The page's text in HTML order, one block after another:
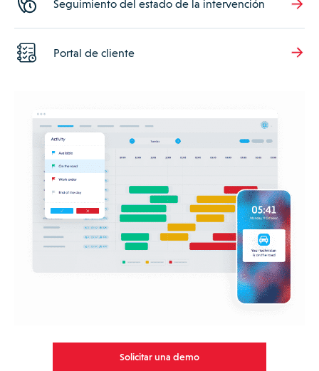
Seguimiento del estado de la intervención
Portal de cliente
Solicitar una demo